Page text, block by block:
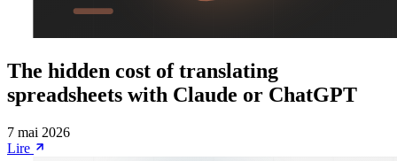
The hidden cost of translating
spreadsheets with Claude or ChatGPT
7 mai 2026
Lire